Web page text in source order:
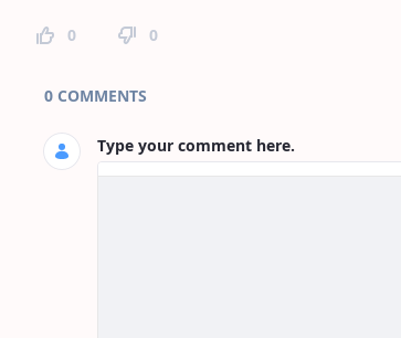
0 0
Page Comments
0 COMMENTS
Type your comment here.